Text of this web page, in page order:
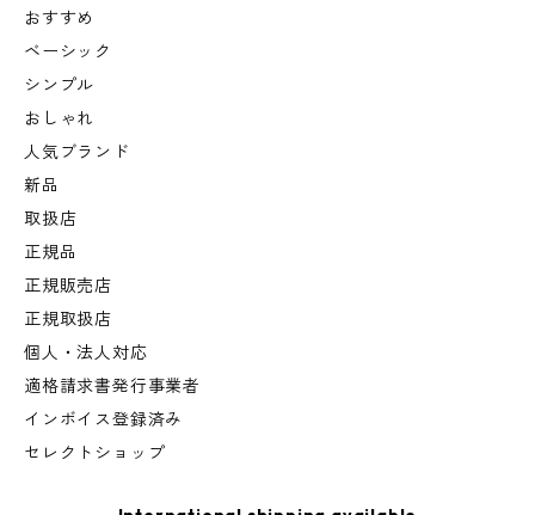
おすすめ
ベーシック
シンプル
おしゃれ
人気ブランド
新品
取扱店
正規品
正規販売店
正規取扱店
個人・法人対応
適格請求書発行事業者
インボイス登録済み
セレクトショップ